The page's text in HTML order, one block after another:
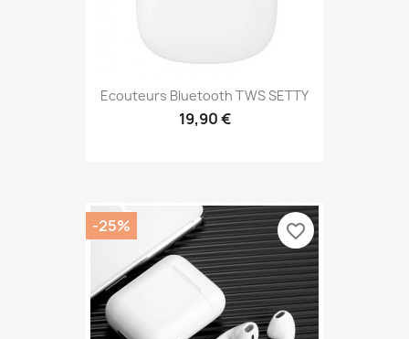
Ecouteurs Bluetooth TWS SETTY
19,90 €
-25% favorite_border